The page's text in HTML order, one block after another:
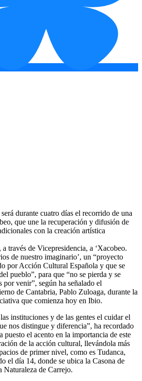
durante cuatro días el recorrido de una
que une la recuperación y difusión de
con la creación artística
través de Vicepresidencia, a ‘Xacobeo.
de nuestro imaginario’, un “proyecto
por Acción Cultural Española y que se
pueblo”, para que “no se pierda y se
por venir”, según ha señalado el
de Cantabria, Pablo Zuloaga, durante la
que comienza hoy en Ibio.
instituciones y de las gentes el cuidar el
nos distingue y diferencia”, ha recordado
puesto el acento en la importancia de este
de la acción cultural, llevándola más
de primer nivel, como es Tudanca,
el día 14, donde se ubica la Casona de
Naturaleza de Carrejo.